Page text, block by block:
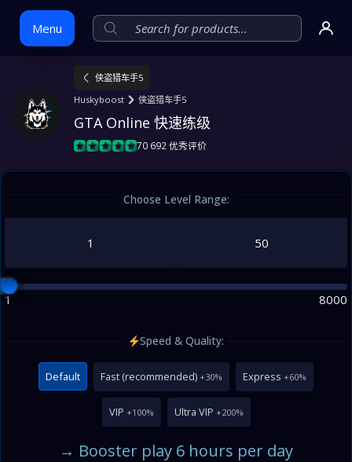
Menu
Skip
侠盗猎车手5
Huskyboost
侠盗猎车手5
GTA Online 快速练级
70 692 优秀评价
Choose Level Range:
1 8000
Speed & Quality:
Default Fast (recommended) +30% Express +60%
VIP +100% Ultra VIP +200%
→ Booster play 6 hours per day